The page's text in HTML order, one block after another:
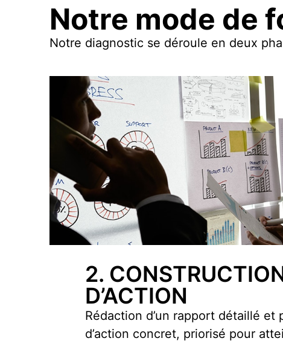
Notre mode de
Notre diagnostic se déroule en deux
2.
D’ACTION
Rédaction d’un rapport détaillé et
d’action concret, priorisé pour